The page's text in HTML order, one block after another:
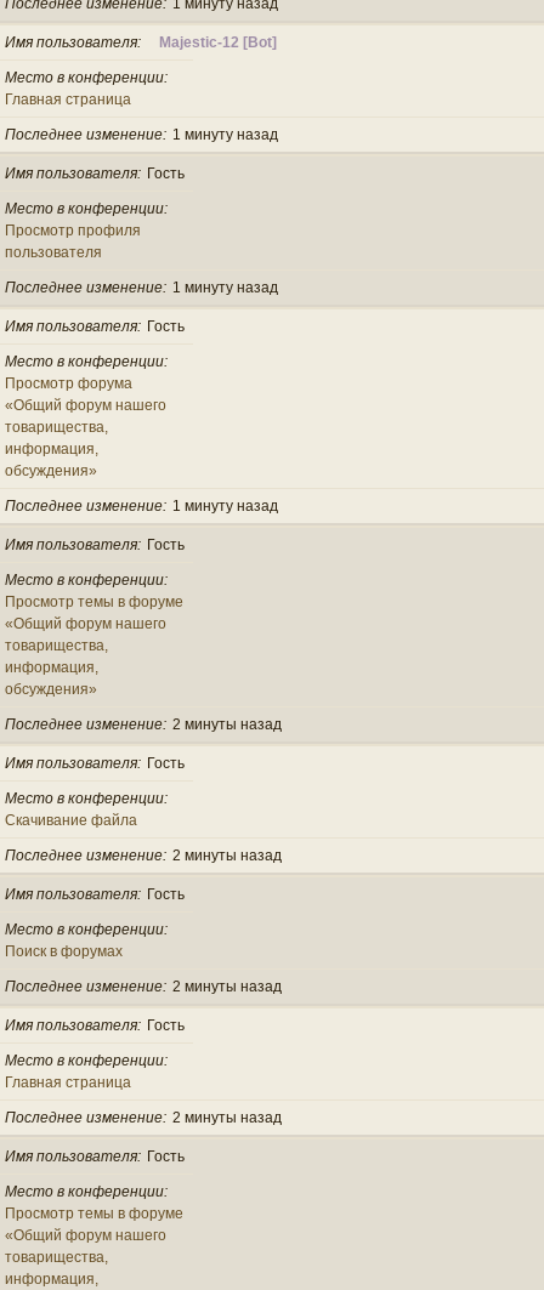
Имя пользователя Majestic-12 [Bot]
Место в конференции
Главная страница
Последнее изменение 1 минуту назад
Имя пользователя Гость
Место в конференции
Просмотр профиля
пользователя
Последнее изменение 1 минуту назад
Имя пользователя Гость
Место в конференции
Просмотр форума
«Общий форум нашего
товарищества,
информация,
обсуждения»
Последнее изменение 1 минуту назад
Имя пользователя Гость
Место в конференции
Просмотр темы в форуме
«Общий форум нашего
товарищества,
информация,
обсуждения»
Последнее изменение 2 минуты назад
Имя пользователя Гость
Место в конференции
Скачивание файла
Последнее изменение 2 минуты назад
Имя пользователя Гость
Место в конференции
Поиск в форумах
Последнее изменение 2 минуты назад
Имя пользователя Гость
Место в конференции
Главная страница
Последнее изменение 2 минуты назад
Имя пользователя Гость
Место в конференции
Просмотр темы в форуме
«Общий форум нашего
товарищества,
информация,